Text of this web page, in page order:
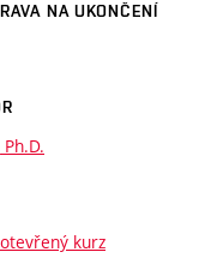
NA UKONČENÍ
kurz